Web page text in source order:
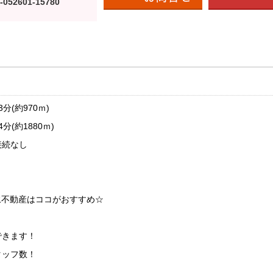
(約970ｍ)
(約1880ｍ)
なし
動産はココがおすすめ☆
ます！
フ数！